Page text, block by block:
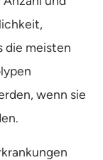
die meisten
wenn sie